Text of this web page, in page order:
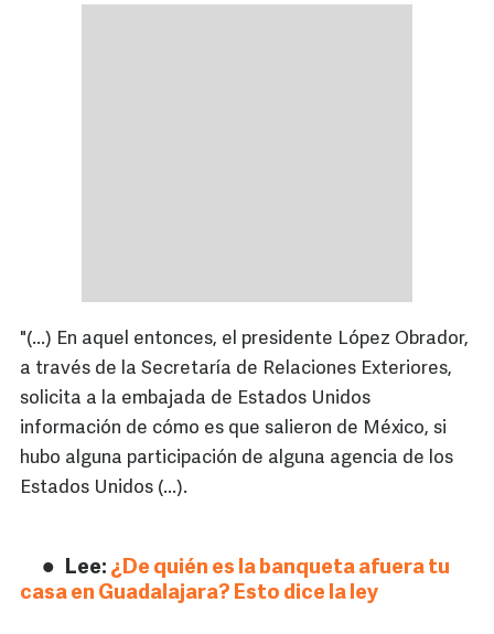
"(...) En aquel entonces, el presidente López Obrador,
a través de la Secretaría de Relaciones Exteriores,
solicita a la embajada de Estados Unidos
información de cómo es que salieron de México, si
hubo alguna participación de alguna agencia de los
Estados Unidos (...).
Lee: ¿De quién es la banqueta afuera tu
casa en Guadalajara? Esto dice la ley